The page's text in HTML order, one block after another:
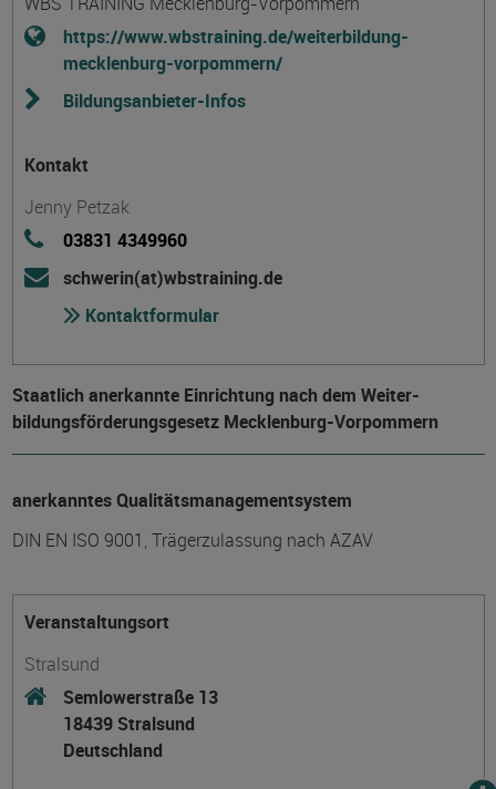
https://www.wbstraining.de/weiterbildung-
mecklenburg-vorpommern/
Bildungsanbieter-Infos
Kontakt
Jenny Petzak
03831 4349960
schwerin(at)wbstraining.de
Kontaktformular
Staatlich anerkannte Einrichtung nach dem Weiter­
bildungs­förderungs­gesetz Mecklenburg-Vorpommern
anerkanntes Qualitätsmanagementsystem
DIN EN ISO 9001, Trägerzulassung nach AZAV
Veranstaltungsort
Stralsund
Semlowerstraße 13
18439 Stralsund
Deutschland